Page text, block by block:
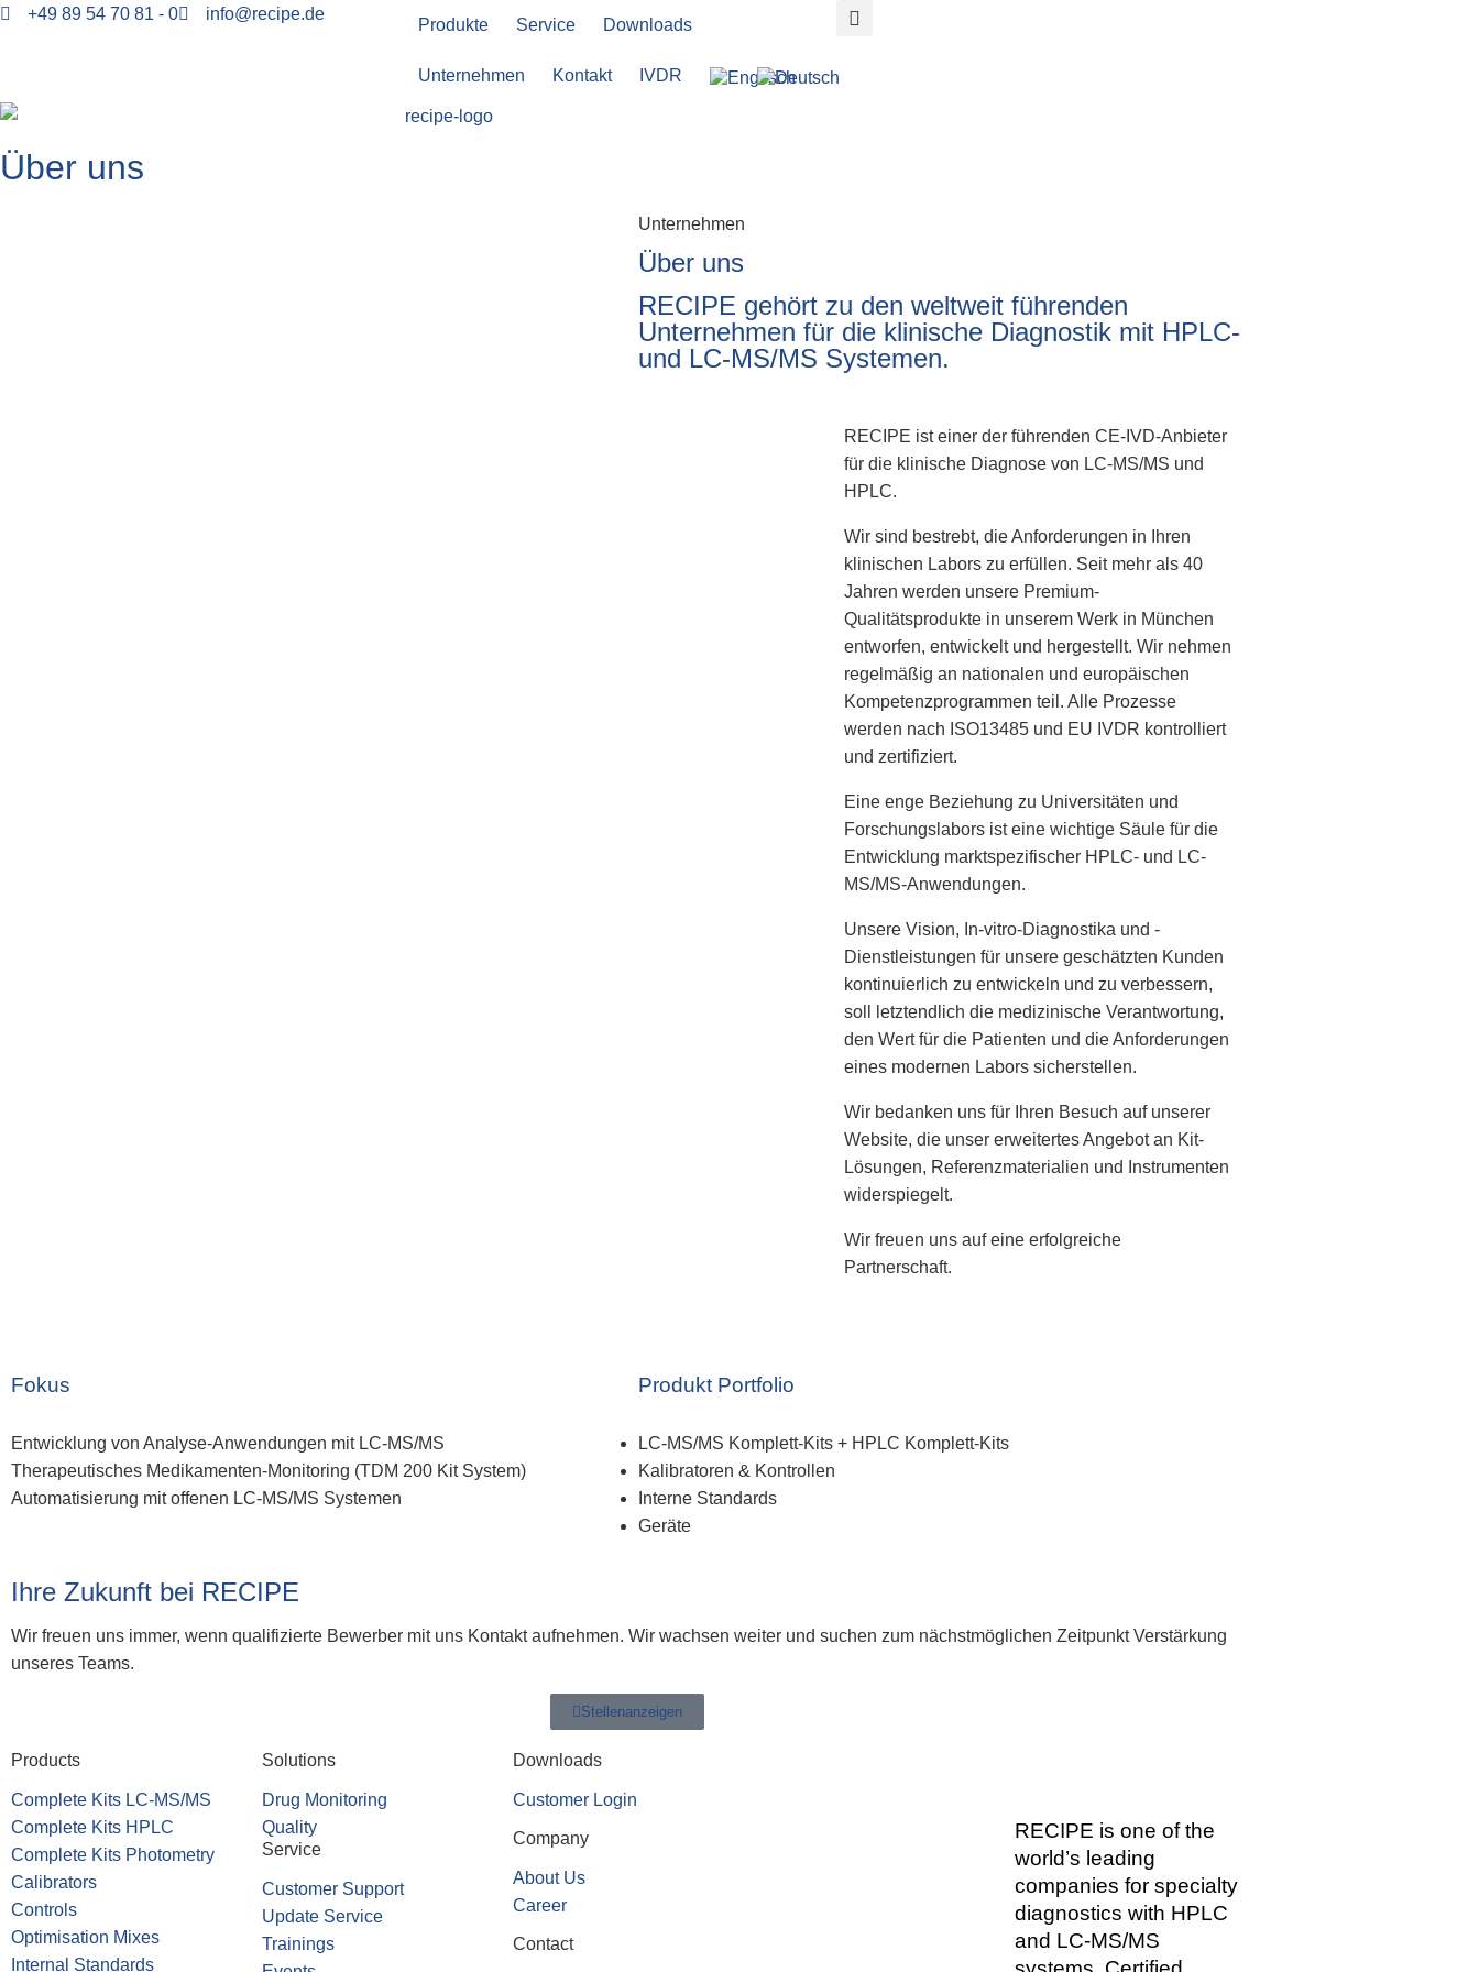
+49 89 54 70 81 - 0 info@recipe.de
Produkte Service Downloads
Unternehmen Kontakt IVDR
Über uns
Unternehmen
Über uns
RECIPE gehört zu den weltweit führenden
Unternehmen für die klinische Diagnostik mit HPLC-
und LC-MS/MS Systemen.
RECIPE ist einer der führenden CE-IVD-Anbieter
für die klinische Diagnose von LC-MS/MS und
HPLC.
Wir sind bestrebt, die Anforderungen in Ihren
klinischen Labors zu erfüllen. Seit mehr als 40
Jahren werden unsere Premium-
Qualitätsprodukte in unserem Werk in München
entworfen, entwickelt und hergestellt. Wir nehmen
regelmäßig an nationalen und europäischen
Kompetenzprogrammen teil. Alle Prozesse
werden nach ISO13485 und EU IVDR kontrolliert
und zertifiziert.
Eine enge Beziehung zu Universitäten und
Forschungslabors ist eine wichtige Säule für die
Entwicklung marktspezifischer HPLC- und LC-
MS/MS-Anwendungen.
Unsere Vision, In-vitro-Diagnostika und -
Dienstleistungen für unsere geschätzten Kunden
kontinuierlich zu entwickeln und zu verbessern,
soll letztendlich die medizinische Verantwortung,
den Wert für die Patienten und die Anforderungen
eines modernen Labors sicherstellen.
Wir bedanken uns für Ihren Besuch auf unserer
Website, die unser erweitertes Angebot an Kit-
Lösungen, Referenzmaterialien und Instrumenten
widerspiegelt.
Wir freuen uns auf eine erfolgreiche
Partnerschaft.
Fokus
Entwicklung von Analyse-Anwendungen mit LC-MS/MS
Therapeutisches Medikamenten-Monitoring (TDM 200 Kit System)
Automatisierung mit offenen LC-MS/MS Systemen
Produkt Portfolio
LC-MS/MS Komplett-Kits + HPLC Komplett-Kits
Kalibratoren & Kontrollen
Interne Standards
Geräte
Ihre Zukunft bei RECIPE
Wir freuen uns immer, wenn qualifizierte Bewerber mit uns Kontakt aufnehmen. Wir wachsen weiter und suchen zum nächstmöglichen Zeitpunkt Verstärkung
unseres Teams.
Stellenanzeigen
Products
Complete Kits LC-MS/MS
Complete Kits HPLC
Complete Kits Photometry
Calibrators
Controls
Optimisation Mixes
Internal Standards
Solutions
Drug Monitoring
Quality
Service
Customer Support
Update Service
Trainings
Downloads
Customer Login
Company
About Us
Career
Contact
RECIPE is one of the
world’s leading
companies for specialty
diagnostics with HPLC
and LC-MS/MS